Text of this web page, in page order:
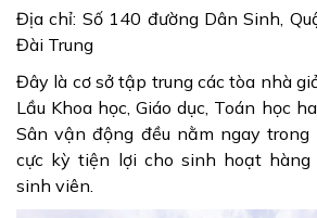
Địa chỉ: Số 140 đường Dân Sinh,
Đài Trung
Đây là cơ sở tập trung các tòa nhà
Lầu Khoa học, Giáo dục, Toán học
Sân vận động đều nằm ngay trong
cực kỳ tiện lợi cho sinh hoạt hàng
sinh viên.